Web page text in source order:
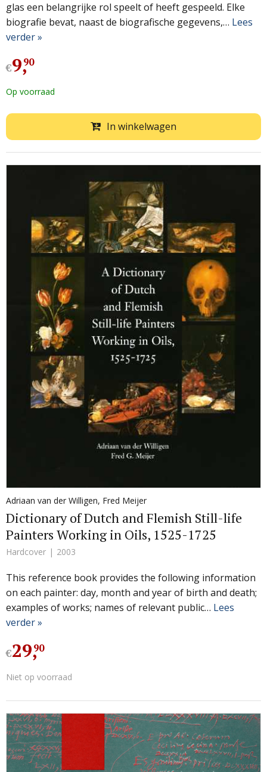
glas een belangrijke rol speelt of heeft gespeeld. Elke
biografie bevat, naast de biografische gegevens,… Lees
verder »
€9,90
Op voorraad
In winkelwagen
Adriaan van der Willigen, Fred Meijer
Dictionary of Dutch and Flemish Still-life
Painters Working in Oils, 1525-1725
Hardcover 2003
This reference book provides the following information
on each painter: day, month and year of birth and death;
examples of works; names of relevant public… Lees
verder »
€29,90
Niet op voorraad